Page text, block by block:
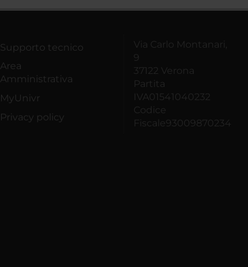
Supporto tecnico
Area
Amministrativa
MyUnivr
Privacy policy
Via Carlo Montanari,
9
37122 Verona
Partita
IVA01541040232
Codice
Fiscale93009870234